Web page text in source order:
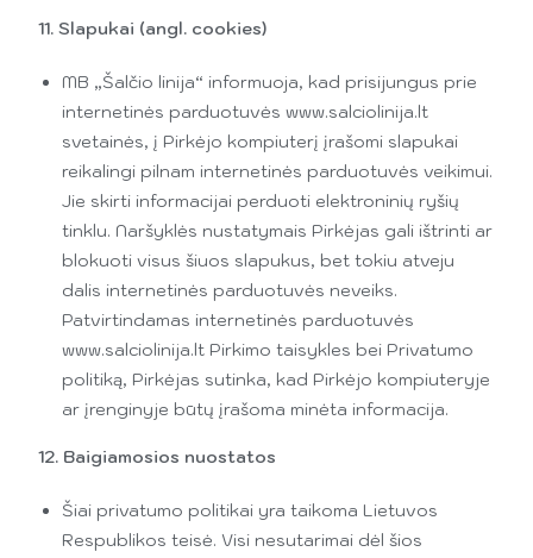
11. Slapukai (angl. cookies)
MB „Šalčio linija“ informuoja, kad prisijungus prie
internetinės parduotuvės www.salciolinija.lt
svetainės, į Pirkėjo kompiuterį įrašomi slapukai
reikalingi pilnam internetinės parduotuvės veikimui.
Jie skirti informacijai perduoti elektroninių ryšių
tinklu. Naršyklės nustatymais Pirkėjas gali ištrinti ar
blokuoti visus šiuos slapukus, bet tokiu atveju
dalis internetinės parduotuvės neveiks.
Patvirtindamas internetinės parduotuvės
www.salciolinija.lt Pirkimo taisykles bei Privatumo
politiką, Pirkėjas sutinka, kad Pirkėjo kompiuteryje
ar įrenginyje būtų įrašoma minėta informacija.
12. Baigiamosios nuostatos
Šiai privatumo politikai yra taikoma Lietuvos
Respublikos teisė. Visi nesutarimai dėl šios